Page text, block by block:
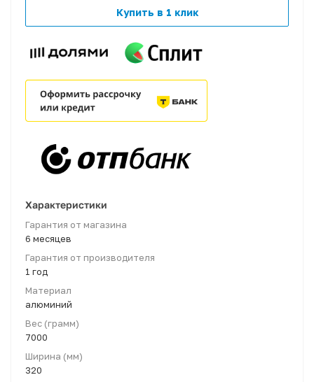
Купить в 1 клик
Характеристики
Гарантия от магазина
6 месяцев
Гарантия от производителя
1 год
Материал
алюминий
Вес (грамм)
7000
Ширина (мм)
320